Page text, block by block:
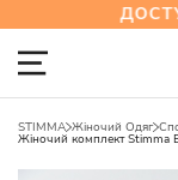
STIMMA Жіночий Одяг
Жіночий комплект Stimma